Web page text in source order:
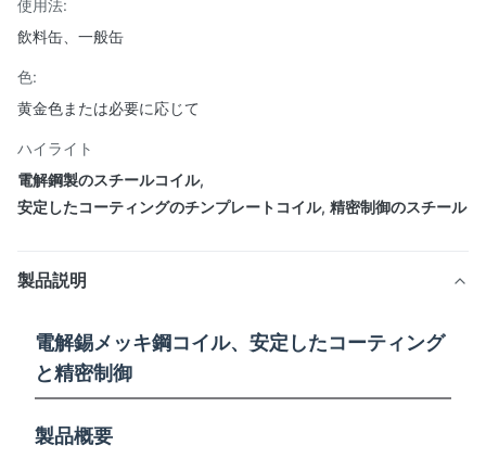
使用法:
飲料缶、一般缶
色:
黄金色または必要に応じて
ハイライト
電解鋼製のスチールコイル,
安定したコーティングのチンプレートコイル, 精密制御のスチール
製品説明
電解錫メッキ鋼コイル、安定したコーティング
と精密制御
製品概要